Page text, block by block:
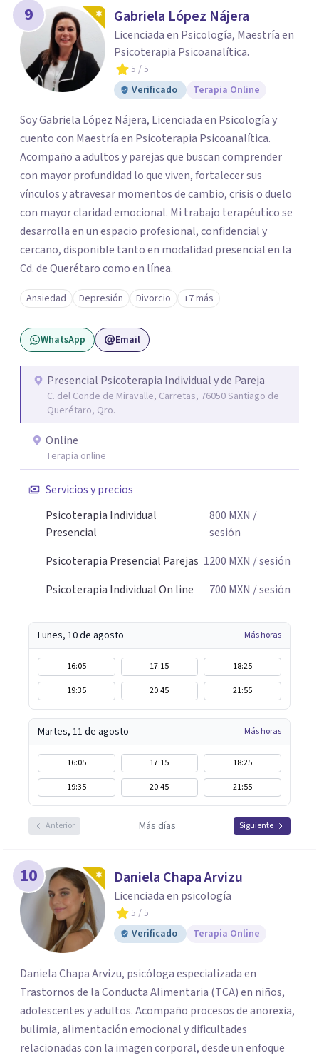
9 Gabriela López Nájera
Licenciada en Psicología, Maestría en
Psicoterapia Psicoanalítica.
5 / 5
Verificado
Terapia Online
Soy Gabriela López Nájera, Licenciada en Psicología y
cuento con Maestría en Psicoterapia Psicoanalítica.
Acompaño a adultos y parejas que buscan comprender
con mayor profundidad lo que viven, fortalecer sus
vínculos y atravesar momentos de cambio, crisis o duelo
con mayor claridad emocional. Mi trabajo terapéutico se
desarrolla en un espacio profesional, confidencial y
cercano, disponible tanto en modalidad presencial en la
Cd. de Querétaro como en línea.
Ansiedad Depresión Divorcio +7 más
WhatsApp Email
Presencial Psicoterapia Individual y de Pareja
C. del Conde de Miravalle, Carretas, 76050 Santiago de
Querétaro, Qro.
Online
Terapia online
Servicios y precios
Psicoterapia Individual
Presencial
800 MXN /
sesión
Psicoterapia Presencial Parejas 1200 MXN / sesión
Psicoterapia Individual On line
700 MXN / sesión
Lunes, 10 de agosto Más horas
16:05 17:15
18:25
19:35
20:45 21:55
Martes, 11 de agosto Más horas
16:05 17:15
18:25
19:35
20:45 21:55
Anterior Más días Siguiente
10 Daniela Chapa Arvizu
Licenciada en psicología
5 / 5
Verificado
Terapia Online
Daniela Chapa Arvizu, psicóloga especializada en
Trastornos de la Conducta Alimentaria (TCA) en niños,
adolescentes y adultos. Acompaño procesos de anorexia,
bulimia, alimentación emocional y dificultades
relacionadas con la imagen corporal, desde un enfoque